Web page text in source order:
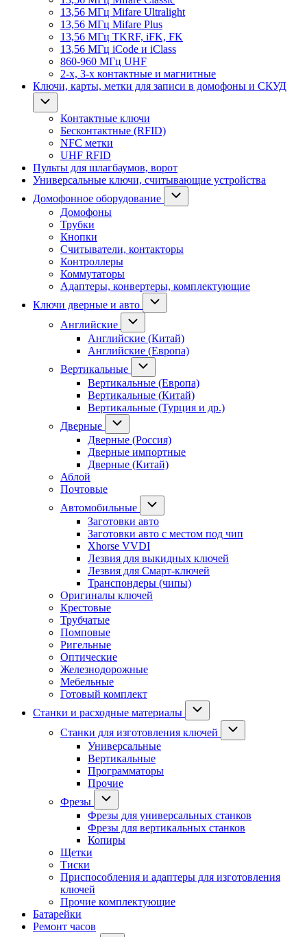
13,56 МГц Mifare Ultralight
13,56 МГц Mifare Plus
13,56 МГц TKRF, iFK, FK
13,56 МГц iCode и iClass
860-960 МГц UHF
2-х, 3-х контактные и магнитные
Ключи, карты, метки для записи в домофоны и СКУД
Контактные ключи
Бесконтактные (RFID)
NFC метки
UHF RFID
Пульты для шлагбаумов, ворот
Универсальные ключи, считывающие устройства
Домофонное оборудование
Домофоны
Трубки
Кнопки
Считыватели, контакторы
Контроллеры
Коммутаторы
Адаптеры, конвертеры, комплектующие
Ключи дверные и авто
Английские
Английские (Китай)
Английские (Европа)
Вертикальные
Вертикальные (Европа)
Вертикальные (Китай)
Вертикальные (Турция и др.)
Дверные
Дверные (Россия)
Дверные импортные
Дверные (Китай)
Аблой
Почтовые
Автомобильные
Заготовки авто
Заготовки авто с местом под чип
Xhorse VVDI
Лезвия для выкидных ключей
Лезвия для Смарт-ключей
Транспондеры (чипы)
Оригиналы ключей
Крестовые
Трубчатые
Помповые
Ригельные
Оптические
Железнодорожные
Мебельные
Готовый комплект
Станки и расходные материалы
Станки для изготовления ключей
Универсальные
Вертикальные
Программаторы
Прочие
Фрезы
Фрезы для универсальных станков
Фрезы для вертикальных станков
Копиры
Щетки
Тиски
Приспособления и адаптеры для изготовления
ключей
Прочие комплектующие
Батарейки
Ремонт часов